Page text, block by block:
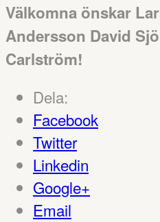
Välkomna önskar
Andersson David
Carlström!
Dela:
Facebook
Twitter
Linkedin
Google+
Email